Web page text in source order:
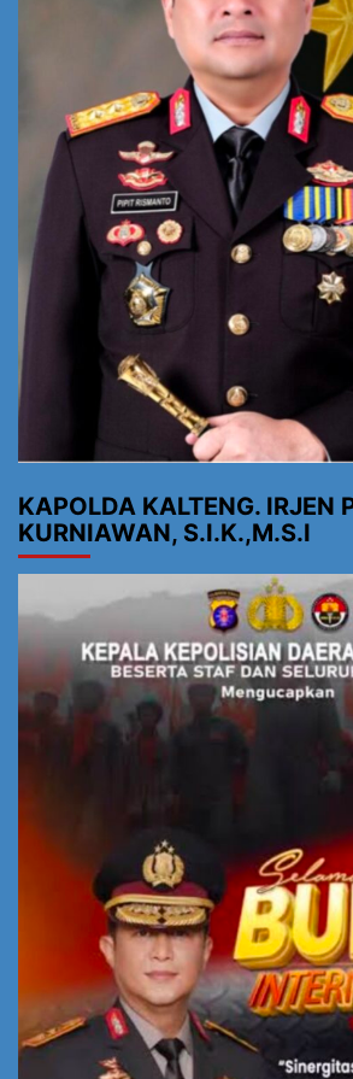
KAPOLDA KALTENG. IRJEN
KURNIAWAN, S.I.K.,M.S.I